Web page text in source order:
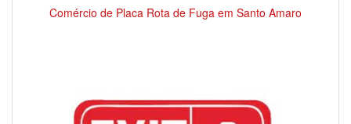
Comércio de Placa Rota de Fuga em Santo Amaro